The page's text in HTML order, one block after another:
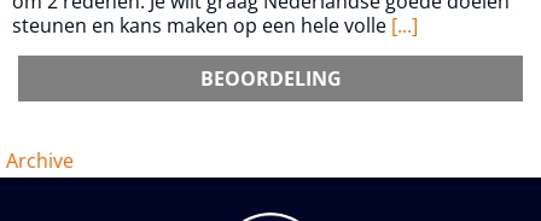
steunen en kans maken op een hele volle [...]
BEOORDELING
Archive